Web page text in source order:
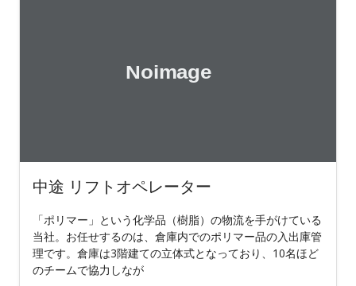
中途 リフトオペレーター
「ポリマー」という化学品（樹脂）の物流を手がけている
当社。お任せするのは、倉庫内でのポリマー品の入出庫管
理です。倉庫は3階建ての立体式となっており、10名ほど
のチームで協力しなが